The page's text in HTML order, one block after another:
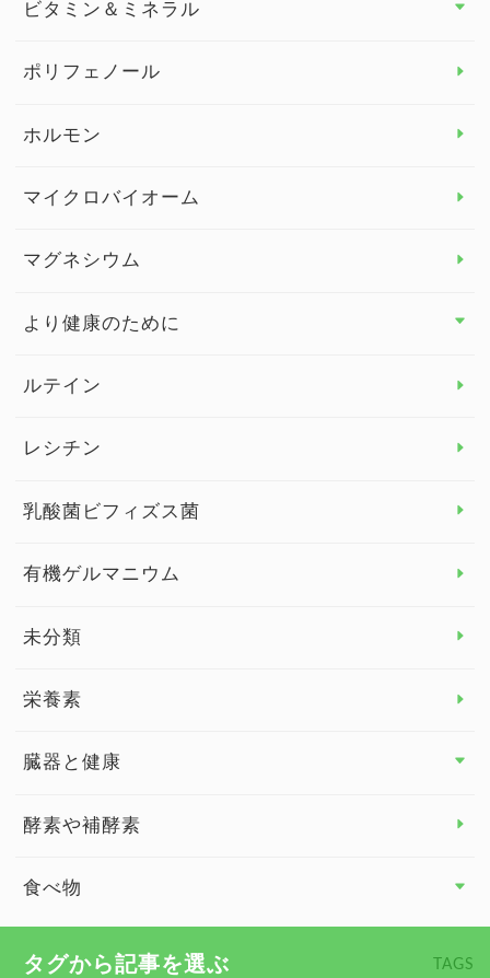
健康セミナー
ビタミン＆ミネラル
ビタミン＆ミネラル トップ
ビタミンE
ポリフェノール
ホルモン
マイクロバイオーム
マグネシウム
より健康のために
より健康のために トップ
眼の健康
睡眠
ルテイン
レシチン
乳酸菌ビフィズス菌
有機ゲルマニウム
未分類
栄養素
臓器と健康
臓器と健康 トップ
慢性疲労
酵素や補酵素
食べ物
タグから記事を選ぶ TAGS